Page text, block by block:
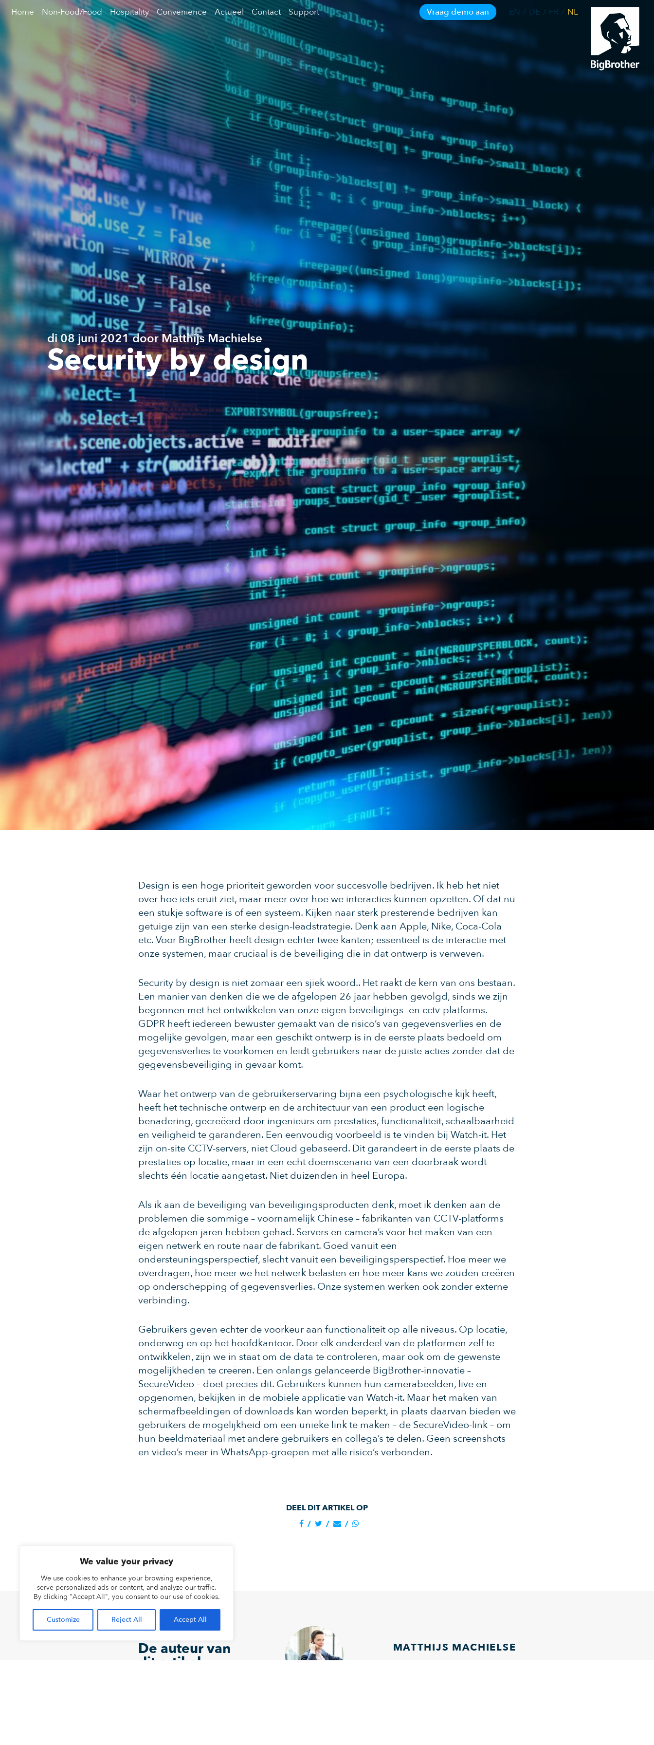
We value your privacy
We use cookies to enhance your browsing experience,
serve personalized ads or content, and analyze our traffic.
By clicking "Accept All", you consent to our use of cookies.
Customize Reject All Accept All
Vraag demo aan EN DE FR NL
Vraag demo aan
Home Non-Food/Food Hospitality Convenience Actueel Contact Support
di 08 juni 2021 door Matthijs Machielse
Security by design
Design is een hoge prioriteit geworden voor succesvolle bedrijven. Ik heb het niet
over hoe iets eruit ziet, maar meer over hoe we interacties kunnen opzetten. Of dat nu
een stukje software is of een systeem. Kijken naar sterk presterende bedrijven kan
getuige zijn van een sterke design-leadstrategie. Denk aan Apple, Nike, Coca-Cola
etc. Voor BigBrother heeft design echter twee kanten; essentieel is de interactie met
onze systemen, maar cruciaal is de beveiliging die in dat ontwerp is verweven.
Security by design is niet zomaar een sjiek woord.. Het raakt de kern van ons bestaan.
​​Een manier van denken die we de afgelopen 26 jaar hebben gevolgd, sinds we zijn
begonnen met het ontwikkelen van onze eigen beveiligings- en cctv-platforms.
GDPR heeft iedereen bewuster gemaakt van de risico’s van gegevensverlies en de
mogelijke gevolgen, maar een geschikt ontwerp is in de eerste plaats bedoeld om
gegevensverlies te voorkomen en leidt gebruikers naar de juiste acties zonder dat de
gegevensbeveiliging in gevaar komt.
Waar het ontwerp van de gebruikerservaring bijna een psychologische kijk heeft,
heeft het technische ontwerp en de architectuur van een product een logische
benadering, gecreëerd door ingenieurs om prestaties, functionaliteit, schaalbaarheid
en veiligheid te garanderen. Een eenvoudig voorbeeld is te vinden bij Watch-it. Het
zijn on-site CCTV-servers, niet Cloud gebaseerd. Dit garandeert in de eerste plaats de
prestaties op locatie, maar in een echt doemscenario van een doorbraak wordt
slechts één locatie aangetast. Niet duizenden in heel Europa.
Als ik aan de beveiliging van beveiligingsproducten denk, moet ik denken aan de
problemen die sommige – voornamelijk Chinese – fabrikanten van CCTV-platforms
de afgelopen jaren hebben gehad. Servers en camera’s voor het maken van een
eigen netwerk en route naar de fabrikant. Goed vanuit een
ondersteuningsperspectief, slecht vanuit een beveiligingsperspectief. Hoe meer we
overdragen, hoe meer we het netwerk belasten en hoe meer kans we zouden creëren
op onderschepping of gegevensverlies. Onze systemen werken ook zonder externe
verbinding.
Gebruikers geven echter de voorkeur aan functionaliteit op alle niveaus. Op locatie,
onderweg en op het hoofdkantoor. Door elk onderdeel van de platformen zelf te
ontwikkelen, zijn we in staat om de data te controleren, maar ook om de gewenste
mogelijkheden te creëren. Een onlangs gelanceerde BigBrother-innovatie –
SecureVideo – doet precies dit. Gebruikers kunnen hun camerabeelden, live en
opgenomen, bekijken in de mobiele applicatie van Watch-it. Maar het maken van
schermafbeeldingen of downloads kan worden beperkt, in plaats daarvan bieden we
gebruikers de mogelijkheid om een ​​unieke link te maken – de SecureVideo-link – om
hun beeldmateriaal met andere gebruikers en collega’s te delen. Geen screenshots
en video’s meer in WhatsApp-groepen met alle risico’s verbonden.
DEEL DIT ARTIKEL OP
De auteur van
dit artikel
MATTHIJS MACHIELSE